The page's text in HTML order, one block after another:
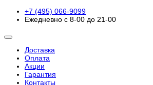
+7 (495) 066-9099
Ежедневно с 8-00 до 21-00
Доставка
Оплата
Акции
Гарантия
Контакты